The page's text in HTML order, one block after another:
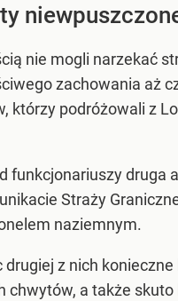
nie mogli narzekać
zachowania aż
podróżowali z
funkcjonariuszy druga
Straży
naziemnym.
z nich
chwytów, a także